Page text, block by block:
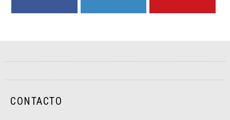
CONTACTO